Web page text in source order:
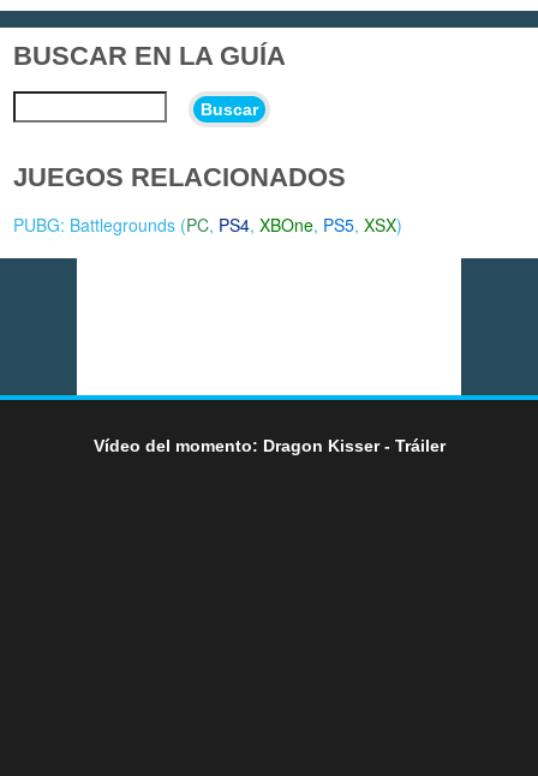
BUSCAR EN LA GUÍA
Buscar
JUEGOS RELACIONADOS
PUBG: Battlegrounds (PC, PS4,XBOne, PS5,XSX)
Vídeo del momento: Dragon Kisser - Tráiler